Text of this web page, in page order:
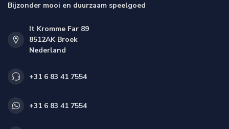
Bijzonder mooi en duurzaam speelgoed
It Kromme Far 89
8512AK Broek
Nederland
+31 6 83 41 7554
+31 6 83 41 7554